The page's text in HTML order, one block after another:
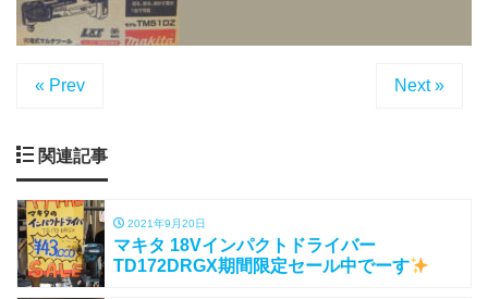
« Prev Next »
関連記事
2021年9月20日
マキタ 18Vインパクトドライバー
TD172DRGX期間限定セール中でーす